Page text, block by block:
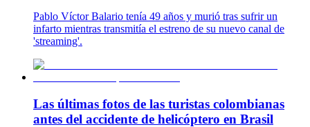
Pablo Víctor Balario tenía 49 años y murió tras sufrir un
infarto mientras transmitía el estreno de su nuevo canal de
'streaming'.
Las últimas fotos de las turistas colombianas
antes del accidente de helicóptero en Brasil